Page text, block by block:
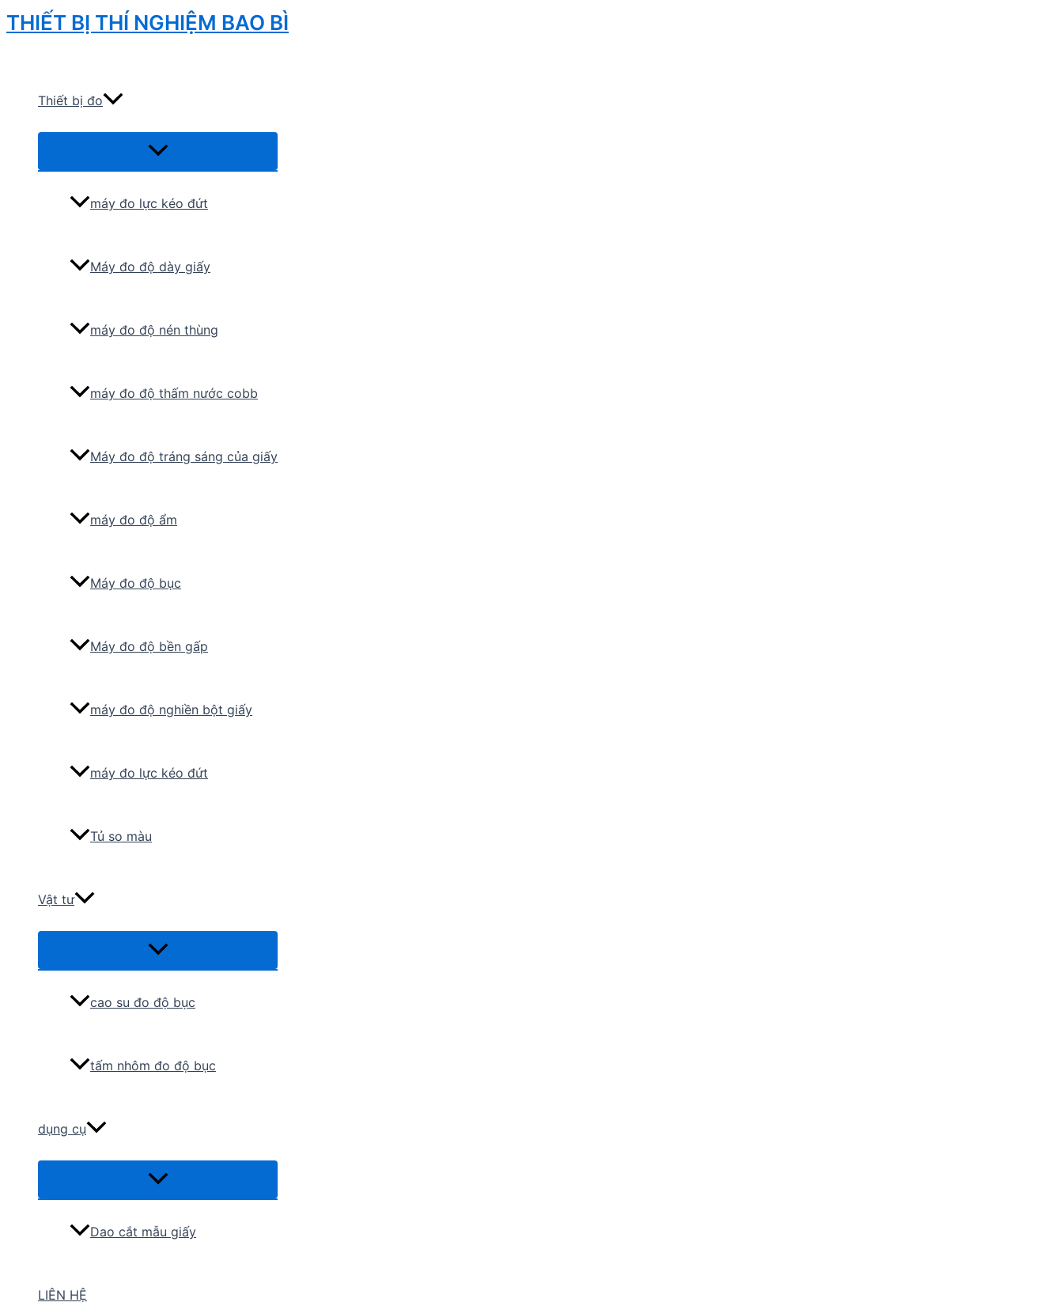
Skip
to
THIẾT BỊ THÍ NGHIỆM BAO BÌ
Thiết bị đo
Menu
máy đo lực kéo đứt
Máy đo độ dày giấy
máy đo độ nén thùng
máy đo độ thấm nước cobb
Máy đo độ tráng sáng của giấy
máy đo độ ẩm
Máy đo độ bục
Máy đo độ bền gấp
máy đo độ nghiền bột giấy
máy đo lực kéo đứt
Tủ so màu
Vật tư
Menu
cao su đo độ bục
tấm nhôm đo độ bục
dụng cụ
Menu
Dao cắt mẫu giấy
LIÊN HỆ